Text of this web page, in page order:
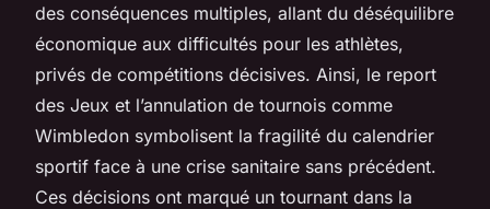
des conséquences multiples, allant du déséquilibre
économique aux difficultés pour les athlètes,
privés de compétitions décisives. Ainsi, le report
des Jeux et l’annulation de tournois comme
Wimbledon symbolisent la fragilité du calendrier
sportif face à une crise sanitaire sans précédent.
Ces décisions ont marqué un tournant dans la